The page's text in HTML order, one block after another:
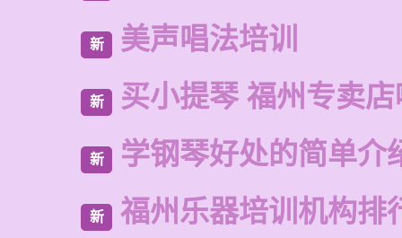
新 美声唱法培训
新 买小提琴 福州专卖
新 学钢琴好处的简单介
新 福州乐器培训机构排